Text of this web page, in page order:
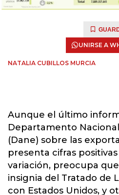
UNIRSE A
NATALIA CUBILLOS MURCIA
Aunque el último
Departamento
(Dane) sobre las
presenta cifras positivas
variación, preocupa
insignia del Tratado de
con Estados Unidos, y